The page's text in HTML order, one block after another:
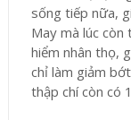
sống tiếp nữa,
May mà lúc còn
hiểm nhân thọ,
chỉ làm giảm
thập chí còn có